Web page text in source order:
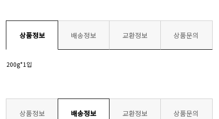
상품정보 배송정보 교환정보 상품문의
200g*1입
상품정보 배송정보 교환정보 상품문의